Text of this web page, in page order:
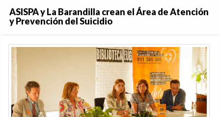
ASISPA y La Barandilla crean el Área de Atención
y Prevención del Suicidio